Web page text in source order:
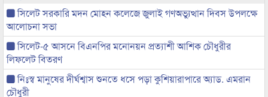
সিলেট সরকারি মদন মোহন কলেজে জুলাই গণঅভ্যুত্থান দিবস উপলক্ষে
আলোচনা সভা
সিলেট-৫ আসনে বিএনপির মনোনয়ন প্রত্যাশী আশিক চৌধুরীর
লিফলেট বিতরণ
নিঃস্ব মানুষের দীর্ঘশ্বাস শুনতে ধসে পড়া কুশিয়ারাপারে অ্যাড. এমরান
চৌধুরী